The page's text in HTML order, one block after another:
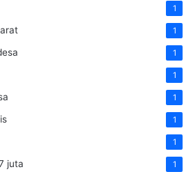
1
1
1
1
1
1
1
juta 1